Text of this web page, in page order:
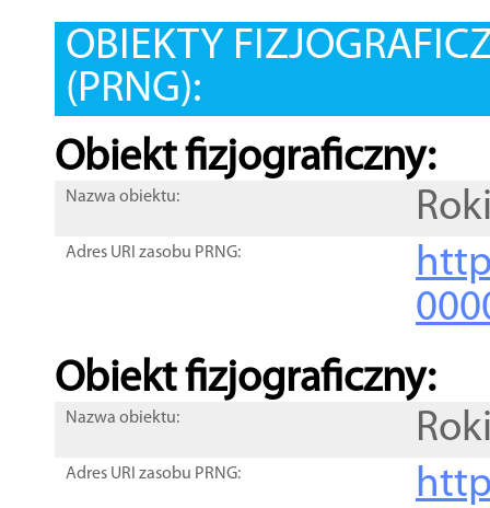
OBIEKTY
(PRNG):
Obiekt fizjograficzny:
Nazwa obiektu:
Adres URI zasobu PRNG:
Obiekt fizjograficzny:
Nazwa obiektu:
Adres URI zasobu PRNG: